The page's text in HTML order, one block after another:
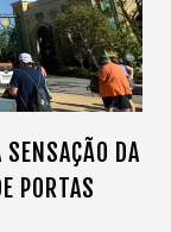
SENSAÇÃO DA
PORTAS